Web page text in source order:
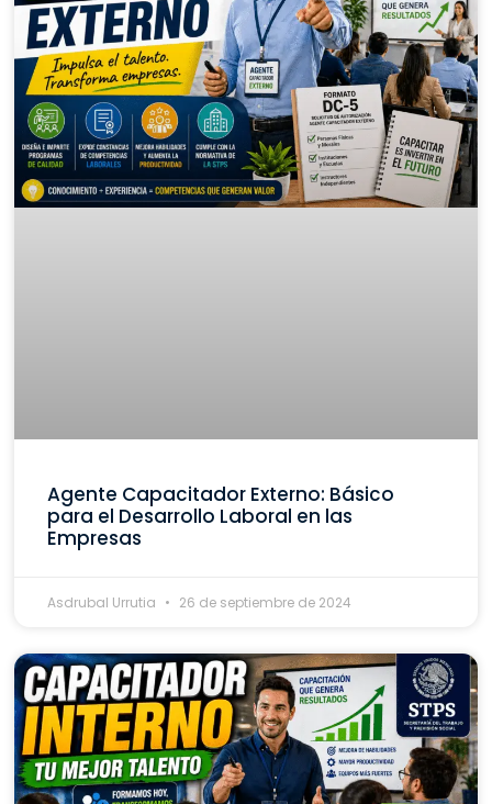
Agente Capacitador Externo: Básico
para el Desarrollo Laboral en las
Empresas
Asdrubal Urrutia 26 de septiembre de 2024